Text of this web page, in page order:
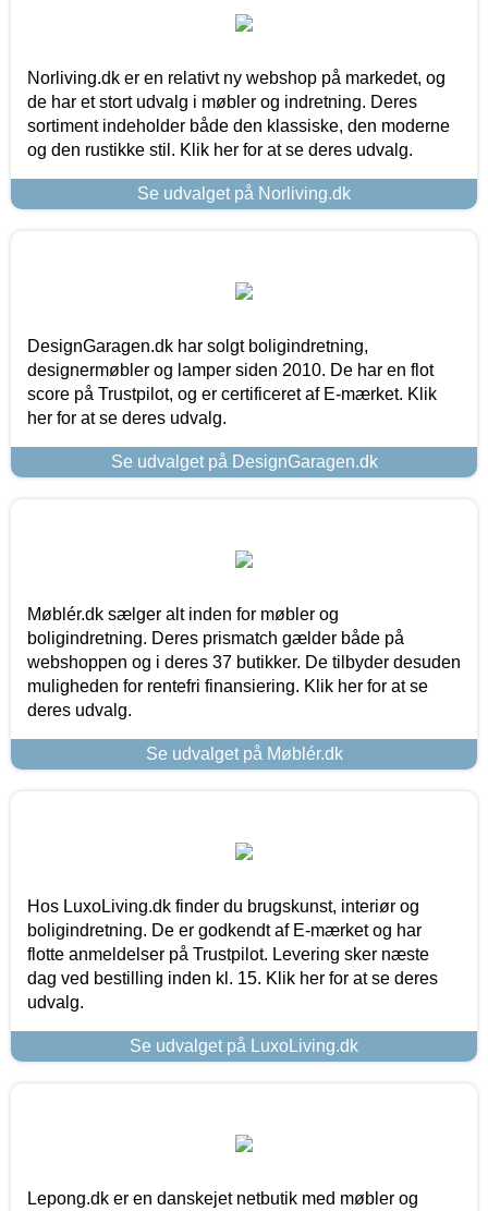
Norliving.dk er en relativt ny webshop på markedet, og
de har et stort udvalg i møbler og indretning. Deres
sortiment indeholder både den klassiske, den moderne
og den rustikke stil. Klik her for at se deres udvalg.
Se udvalget på Norliving.dk
DesignGaragen.dk har solgt boligindretning,
designermøbler og lamper siden 2010. De har en flot
score på Trustpilot, og er certificeret af E-mærket. Klik
her for at se deres udvalg.
Se udvalget på DesignGaragen.dk
Møblér.dk sælger alt inden for møbler og
boligindretning. Deres prismatch gælder både på
webshoppen og i deres 37 butikker. De tilbyder desuden
muligheden for rentefri finansiering. Klik her for at se
deres udvalg.
Se udvalget på Møblér.dk
Hos LuxoLiving.dk finder du brugskunst, interiør og
boligindretning. De er godkendt af E-mærket og har
flotte anmeldelser på Trustpilot. Levering sker næste
dag ved bestilling inden kl. 15. Klik her for at se deres
udvalg.
Se udvalget på LuxoLiving.dk
Lepong.dk er en danskejet netbutik med møbler og